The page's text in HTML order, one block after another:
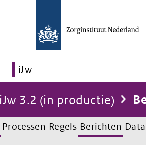
iJw
iJw 3.2 (in productie)
Processen Regels Berichten